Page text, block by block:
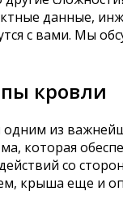
данные,
с вами. Мы
кровли
одним из
которая
со
крыша еще и